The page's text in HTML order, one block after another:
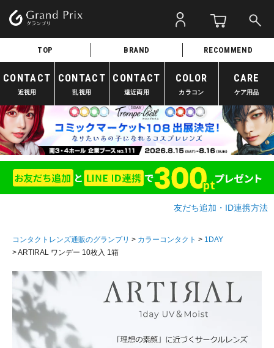
TOP BRAND RECOMMEND
CONTACT
近視用
CONTACT
乱視用
CONTACT
遠近両用
COLOR
カラコン
CARE
ケア用品
友だち追加・ID連携方法
コンタクトレンズ通販のグランプリ カラーコンタクト
1DAY
ARTIRAL ワンデー 10枚入 1箱